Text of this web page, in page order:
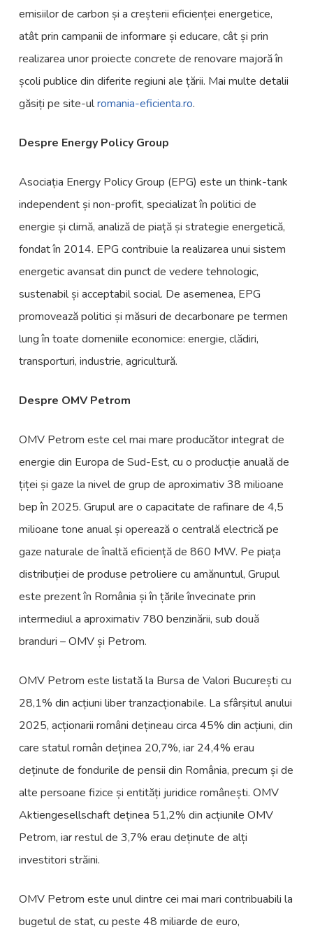
emisiilor de carbon și a creșterii eficienței energetice,
atât prin campanii de informare și educare, cât și prin
realizarea unor proiecte concrete de renovare majoră în
școli publice din diferite regiuni ale țării. Mai multe detalii
găsiți pe site-ulromania-eficienta.ro.
Despre Energy Policy Group
Asociația Energy Policy Group (EPG) este un think-tank
independent și non-profit, specializat în politici de
energie și climă, analiză de piață și strategie energetică,
fondat în 2014. EPG contribuie la realizarea unui sistem
energetic avansat din punct de vedere tehnologic,
sustenabil și acceptabil social. De asemenea, EPG
promovează politici și măsuri de decarbonare pe termen
lung în toate domeniile economice: energie, clădiri,
transporturi, industrie, agricultură.
Despre OMV Petrom
OMV Petrom este cel mai mare producător integrat de
energie din Europa de Sud-Est, cu o producție anuală de
țiței și gaze la nivel de grup de aproximativ 38 milioane
bep în 2025. Grupul are o capacitate de rafinare de 4,5
milioane tone anual și operează o centrală electrică pe
gaze naturale de înaltă eficiență de 860 MW. Pe piața
distribuției de produse petroliere cu amănuntul, Grupul
este prezent în România și în țările învecinate prin
intermediul a aproximativ 780 benzinării, sub două
branduri – OMV și Petrom.
OMV Petrom este listată la Bursa de Valori București cu
28,1% din acțiuni liber tranzacționabile. La sfârșitul anului
2025, acționarii români dețineau circa 45% din acțiuni, din
care statul român deținea 20,7%, iar 24,4% erau
deținute de fondurile de pensii din România, precum și de
alte persoane fizice și entități juridice românești. OMV
Aktiengesellschaft deținea 51,2% din acțiunile OMV
Petrom, iar restul de 3,7% erau deținute de alți
investitori străini.
OMV Petrom este unul dintre cei mai mari contribuabili la
bugetul de stat, cu peste 48 miliarde de euro,